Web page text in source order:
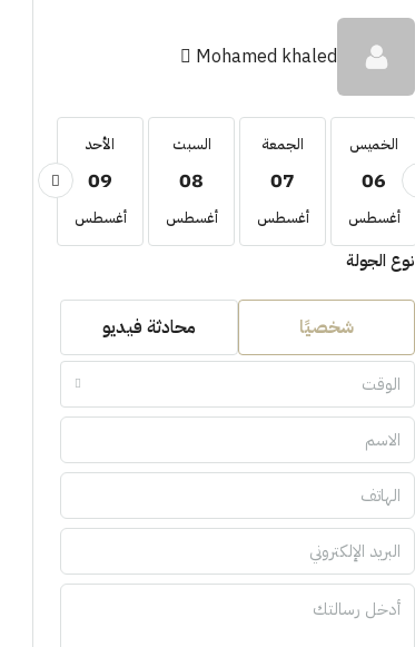
Mohamed khaled
الخميس
06
أغسطس
الجمعة
07
أغسطس
السبت
08
أغسطس
الأحد
09
أغسطس
نوع الجولة
شخصيًا محادثة فيديو
الوقت